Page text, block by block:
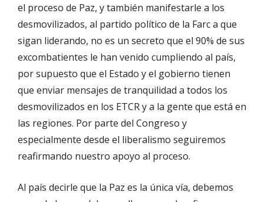
el proceso de Paz, y también manifestarle a los
desmovilizados, al partido político de la Farc a que
sigan liderando, no es un secreto que el 90% de sus
excombatientes le han venido cumpliendo al país,
por supuesto que el Estado y el gobierno tienen
que enviar mensajes de tranquilidad a todos los
desmovilizados en los ETCR y a la gente que está en
las regiones. Por parte del Congreso y
especialmente desde el liberalismo seguiremos
reafirmando nuestro apoyo al proceso.
Al país decirle que la Paz es la única vía, debemos